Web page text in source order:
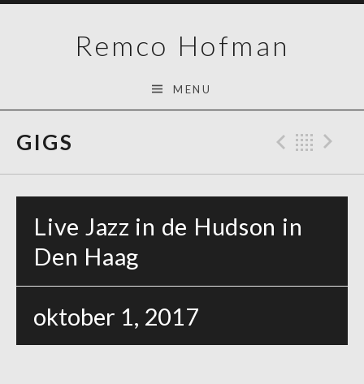
Remco Hofman
MENU
GIGS
Live Jazz in de Hudson in
Den Haag
oktober 1, 2017